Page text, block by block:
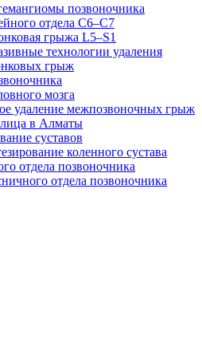
позвоночника
отдела С6–С7
грыжа L5–S1
технологии удаления
грыж
мозга
удаление межпозвоночных грыж
в Алматы
суставов
коленного сустава
отдела позвоночника
отдела позвоночника